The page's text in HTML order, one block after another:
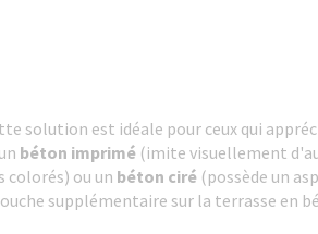
solution est idéale pour ceux qui
béton imprimé (imite visuellement
colorés) ou un béton ciré (possède un
supplémentaire sur la terrasse en